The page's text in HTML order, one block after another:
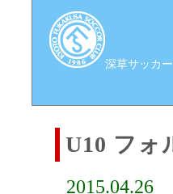
深草サッカ
U10 フォ
2015.04.26